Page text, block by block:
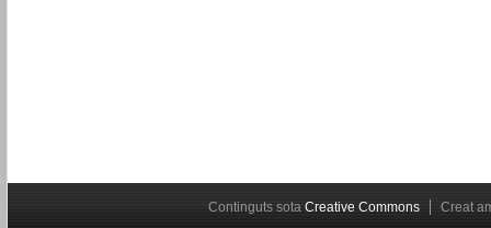
Continguts sota Creative Commons Creat